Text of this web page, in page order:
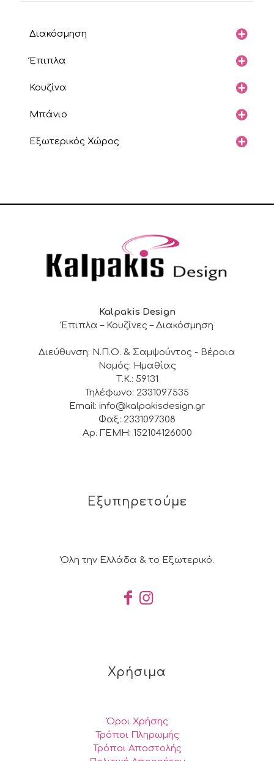
Διακόσμηση
Έπιπλα
Κουζίνα
Μπάνιο
Εξωτερικός Χώρος
Kalpakis Design
Έπιπλα – Κουζίνες – Διακόσμηση
Διεύθυνση: Ν.Π.Ο. & Σαμψούντος - Βέροια
Νομός: Ημαθίας
Τ.Κ.: 59131
Τηλέφωνο: 2331097535
Email: info@kalpakisdesign.gr
Φαξ: 2331097308
Αρ. ΓΕΜΗ: 152104126000
Εξυπηρετούμε
Όλη την Ελλάδα & το Εξωτερικό.
Χρήσιμα
Όροι Χρήσης
Τρόποι Πληρωμής
Τρόποι Αποστολής